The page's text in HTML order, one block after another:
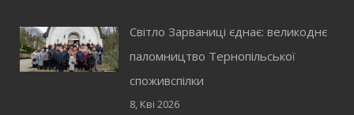
Світло Зарваниці єднає: великоднє
паломництво Тернопільської
споживспілки
8, Кві 2026